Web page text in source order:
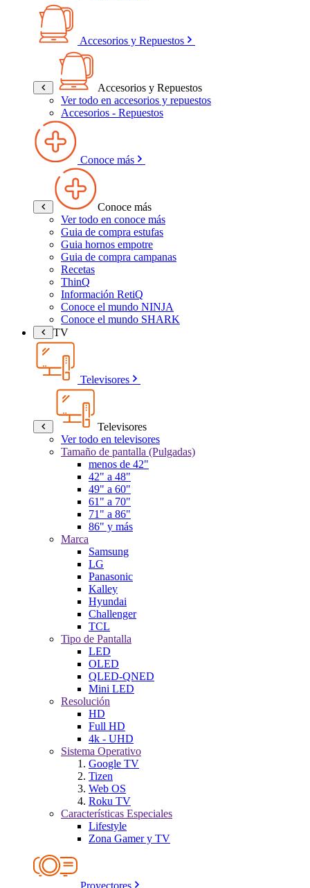
Accesorios y Repuestos
Accesorios y Repuestos
Ver todo en accesorios y repuestos
Accesorios - Repuestos
Conoce más
Conoce más
Ver todo en conoce más
Guia de compra estufas
Guia hornos empotre
Guia de compra campanas
Recetas
ThinQ
Información RetiQ
Conoce el mundo NINJA
Conoce el mundo SHARK
TV
Televisores
Televisores
Ver todo en televisores
Tamaño de pantalla (Pulgadas)
menos de 42"
42" a 48"
49" a 60"
61" a 70"
71" a 86"
86" y más
Marca
Samsung
LG
Panasonic
Kalley
Hyundai
Challenger
TCL
Tipo de Pantalla
LED
OLED
QLED-QNED
Mini LED
Resolución
HD
Full HD
4k - UHD
Sistema Operativo
Google TV
Tizen
Web OS
Roku TV
Características Especiales
Lifestyle
Zona Gamer y TV
Proyectores